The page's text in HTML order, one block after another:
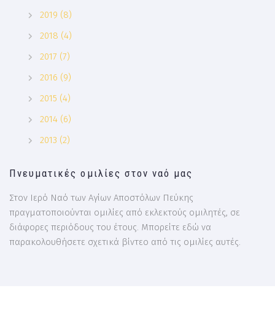
2019 (8)
2018 (4)
2017 (7)
2016 (9)
2015 (4)
2014 (6)
2013 (2)
Πνευματικές ομιλίες στον ναό μας
Στον Ιερό Ναό των Αγίων Αποστόλων Πεύκης
πραγματοποιούνται ομιλίες από εκλεκτούς ομιλητές, σε
διάφορες περιόδους του έτους. Μπορείτε εδώ να
παρακολουθήσετε σχετικά βίντεο από τις ομιλίες αυτές.